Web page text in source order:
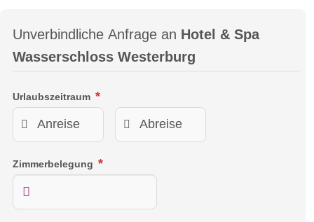
Unverbindliche Anfrage an Hotel & Spa
Wasserschloss Westerburg
Urlaubszeitraum
Zimmerbelegung